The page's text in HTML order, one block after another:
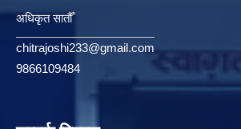
अधिकृत सातौँ
chitrajoshi233@gmail.com
9866109484